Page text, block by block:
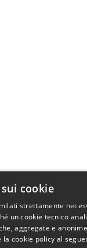
cookie
strettamente
un cookie tecnico
aggregate e
la cookie policy al